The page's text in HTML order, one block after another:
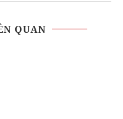
QUAN